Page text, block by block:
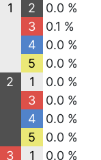
1
2
0.0 %
3
0.1 %
4
0.0 %
5
0.0 %
2
1
0.0 %
3
0.0 %
4
0.0 %
5
0.0 %
3
1
0.0 %